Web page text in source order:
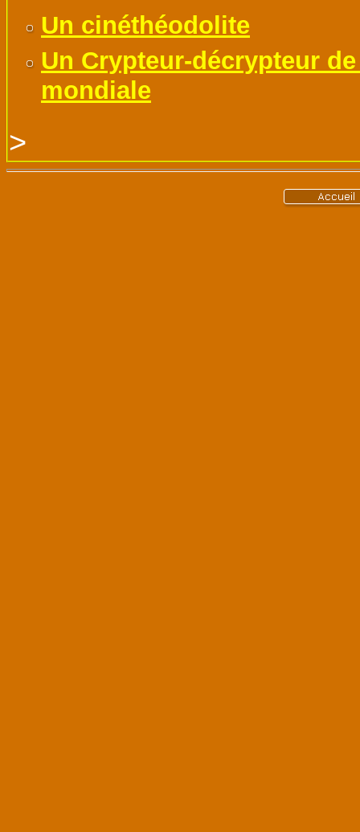
Un cinéthéodolite
Un Crypteur-décrypteur
mondiale
>